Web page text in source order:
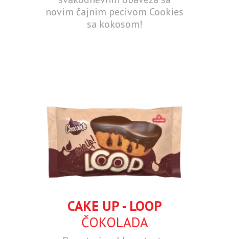
novim čajnim pecivom Cookies
sa kokosom!
CAKE UP - LOOP
ČOKOLADA